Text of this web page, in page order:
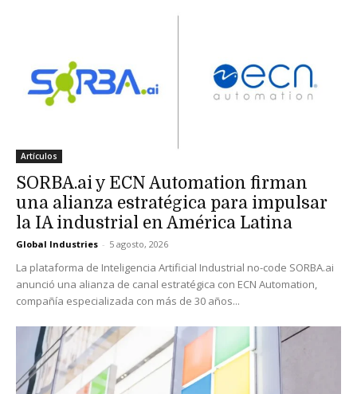
Artículos
SORBA.ai y ECN Automation firman
una alianza estratégica para impulsar
la IA industrial en América Latina
Global Industries - 5 agosto, 2026
La plataforma de Inteligencia Artificial Industrial no-code SORBA.ai
anunció una alianza de canal estratégica con ECN Automation,
compañía especializada con más de 30 años...